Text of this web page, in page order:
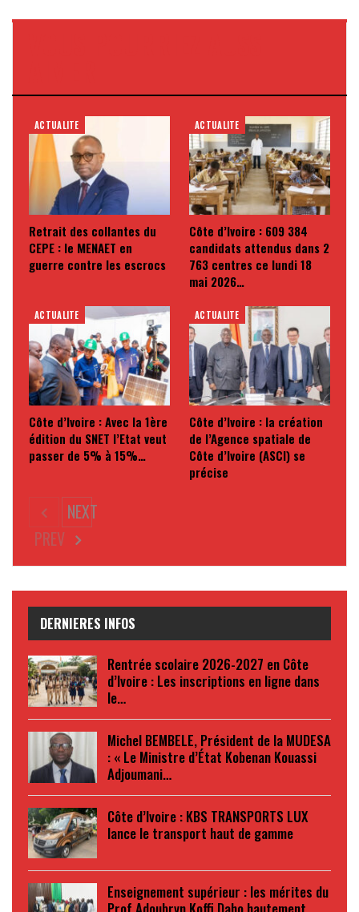
ACTUALITE
Retrait des collantes du
CEPE : le MENAET en
guerre contre les escrocs
ACTUALITE
Côte d’Ivoire : 609 384
candidats attendus dans 2
763 centres ce lundi 18
mai 2026…
ACTUALITE
Côte d’Ivoire : Avec la 1ère
édition du SNET l’Etat veut
passer de 5% à 15%…
ACTUALITE
Côte d’Ivoire : la création
de l’Agence spatiale de
Côte d’Ivoire (ASCI) se
précise
PREV
NEXT
DERNIERES INFOS
Rentrée scolaire 2026-2027 en Côte
d’Ivoire : Les inscriptions en ligne dans
le…
Michel BEMBELE, Président de la MUDESA
: « Le Ministre d’État Kobenan Kouassi
Adjoumani…
Côte d’Ivoire : KBS TRANSPORTS LUX
lance le transport haut de gamme
Enseignement supérieur : les mérites du